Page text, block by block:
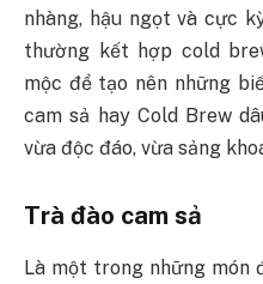
nhàng, hậu ngọt và cực
thường kết hợp cold
mộc để tạo nên những
cam sả hay Cold Brew
vừa độc đáo, vừa sảng
Trà đào cam sả
Là một trong những